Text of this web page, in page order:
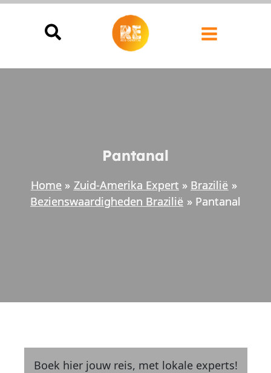
Ga
Pantanal
Home Zuid-Amerika Expert
Brazilië
Bezienswaardigheden Brazilië
Pantanal
Boek hier jouw reis, met lokale experts!